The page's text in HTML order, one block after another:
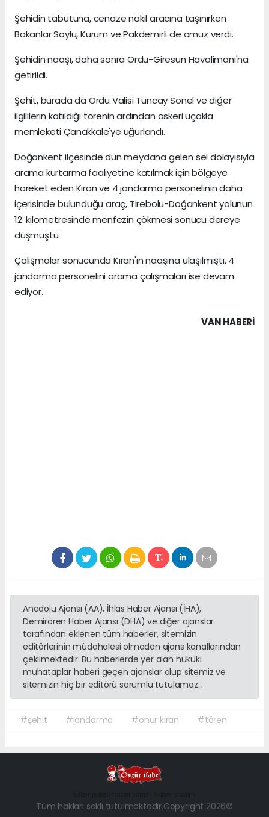
Şehidin tabutuna, cenaze nakil aracına taşınırken
Bakanlar Soylu, Kurum ve Pakdemirli de omuz verdi.
Şehidin naaşı, daha sonra Ordu-Giresun Havalimanı'na
getirildi.
Şehit, burada da Ordu Valisi Tuncay Sonel ve diğer
ilgililerin katıldığı törenin ardından askeri uçakla
memleketi Çanakkale'ye uğurlandı.
Doğankent ilçesinde dün meydana gelen sel dolayısıyla
arama kurtarma faaliyetine katılmak için bölgeye
hareket eden Kıran ve 4 jandarma personelinin daha
içerisinde bulunduğu araç, Tirebolu-Doğankent yolunun
12. kilometresinde menfezin çökmesi sonucu dereye
düşmüştü.
Çalışmalar sonucunda Kıran'ın naaşına ulaşılmıştı. 4
jandarma personelini arama çalışmaları ise devam
ediyor.
VAN HABERİ
Anadolu Ajansı (AA), İhlas Haber Ajansı (İHA),
Demirören Haber Ajansı (DHA) ve diğer ajanslar
tarafından eklenen tüm haberler, sitemizin
editörlerinin müdahalesi olmadan ajans kanallarından
çekilmektedir. Bu haberlerde yer alan hukuki
muhataplar haberi geçen ajanslar olup sitemiz ve
sitemizin hiç bir editörü sorumlu tutulamaz...
#şehit #jandarma #onur kıran #tören
Tüm hakları saklı tutulmaktadır.Copyright 2026©